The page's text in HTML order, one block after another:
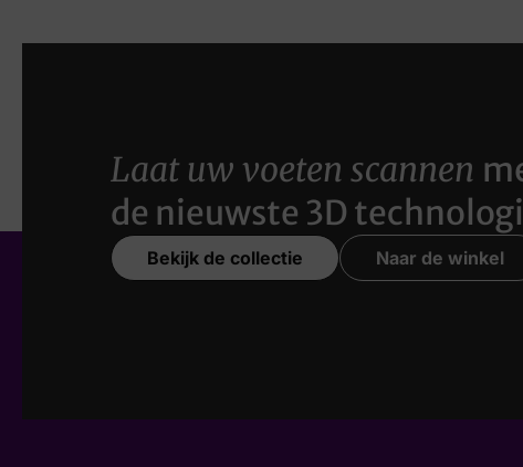
Laat uw voeten scannen
de nieuwste 3D
Bekijk de collectie Naar de winkel